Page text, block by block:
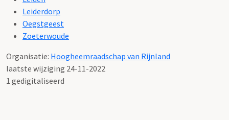
Leiderdorp
Oegstgeest
Zoeterwoude
Organisatie: Hoogheemraadschap van Rijnland
laatste wijziging 24-11-2022
1 gedigitaliseerd